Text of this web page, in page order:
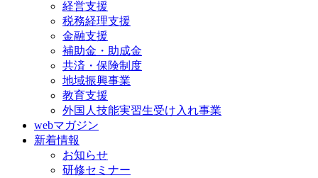
経営支援
税務経理支援
金融支援
補助金・助成金
共済・保険制度
地域振興事業
教育支援
外国人技能実習生受け入れ事業
webマガジン
新着情報
お知らせ
研修セミナー